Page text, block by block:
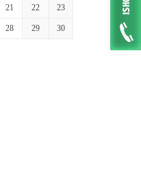
21 22 23
28 29 30